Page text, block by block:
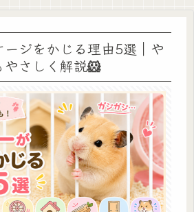
ジをかじる理由5選｜や
やさしく解説🐹